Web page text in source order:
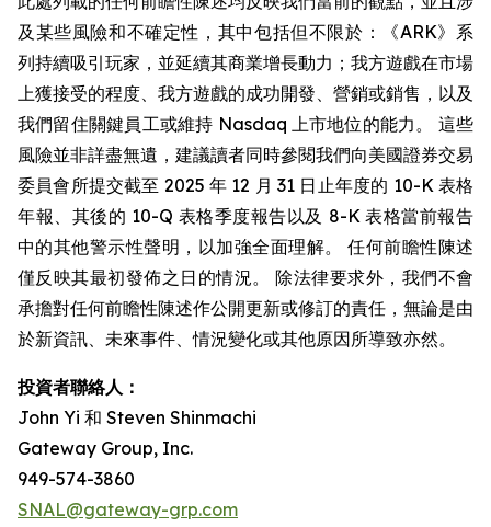
及某些風險和不確定性，其中包括但不限於：《ARK》系
列持續吸引玩家，並延續其商業增長動力；我方遊戲在市場
上獲接受的程度、我方遊戲的成功開發、營銷或銷售，以及
我們留住關鍵員工或維持 Nasdaq 上市地位的能力。 這些
風險並非詳盡無遺，建議讀者同時參閱我們向美國證券交易
委員會所提交截至 2025 年 12 月 31 日止年度的 10-K 表格
年報、其後的 10-Q 表格季度報告以及 8-K 表格當前報告
中的其他警示性聲明，以加強全面理解。 任何前瞻性陳述
僅反映其最初發佈之日的情況。 除法律要求外，我們不會
承擔對任何前瞻性陳述作公開更新或修訂的責任，無論是由
於新資訊、未來事件、情況變化或其他原因所導致亦然。
投資者聯絡人：
John Yi 和 Steven Shinmachi
Gateway Group, Inc.
949-574-3860
SNAL@gateway-grp.com